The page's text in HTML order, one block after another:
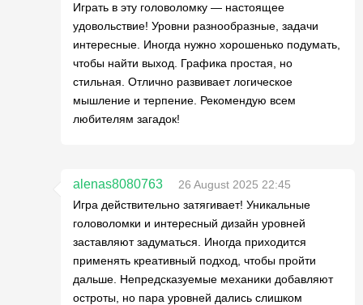
Играть в эту головоломку — настоящее
удовольствие! Уровни разнообразные, задачи
интересные. Иногда нужно хорошенько подумать,
чтобы найти выход. Графика простая, но
стильная. Отлично развивает логическое
мышление и терпение. Рекомендую всем
любителям загадок!
alenas8080763
26 August 2025 22:45
Игра действительно затягивает! Уникальные
головоломки и интересный дизайн уровней
заставляют задуматься. Иногда приходится
применять креативный подход, чтобы пройти
дальше. Непредсказуемые механики добавляют
остроты, но пара уровней дались слишком